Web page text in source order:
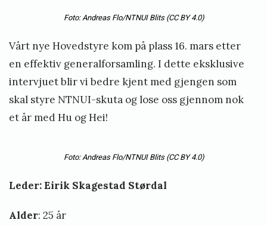
h
e
d
i
Foto: Andreas Flo/NTNUI Blits (CC BY 4.0)
Vårt nye Hovedstyre kom på plass 16. mars etter
en effektiv generalforsamling. I dette eksklusive
intervjuet blir vi bedre kjent med gjengen som
skal styre NTNUI-skuta og lose oss gjennom nok
et år med Hu og Hei!
Foto: Andreas Flo/NTNUI Blits (CC BY 4.0)
Leder: Eirik Skagestad Størdal
Alder: 25 år